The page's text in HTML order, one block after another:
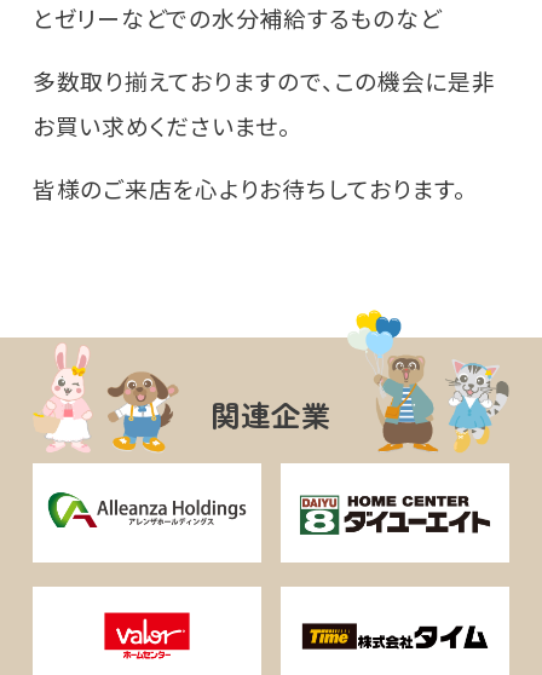
とゼリーなどでの水分補給するものなど
多数取り揃えておりますので、この機会に是非
お買い求めくださいませ。
皆様のご来店を心よりお待ちしております。
関連企業